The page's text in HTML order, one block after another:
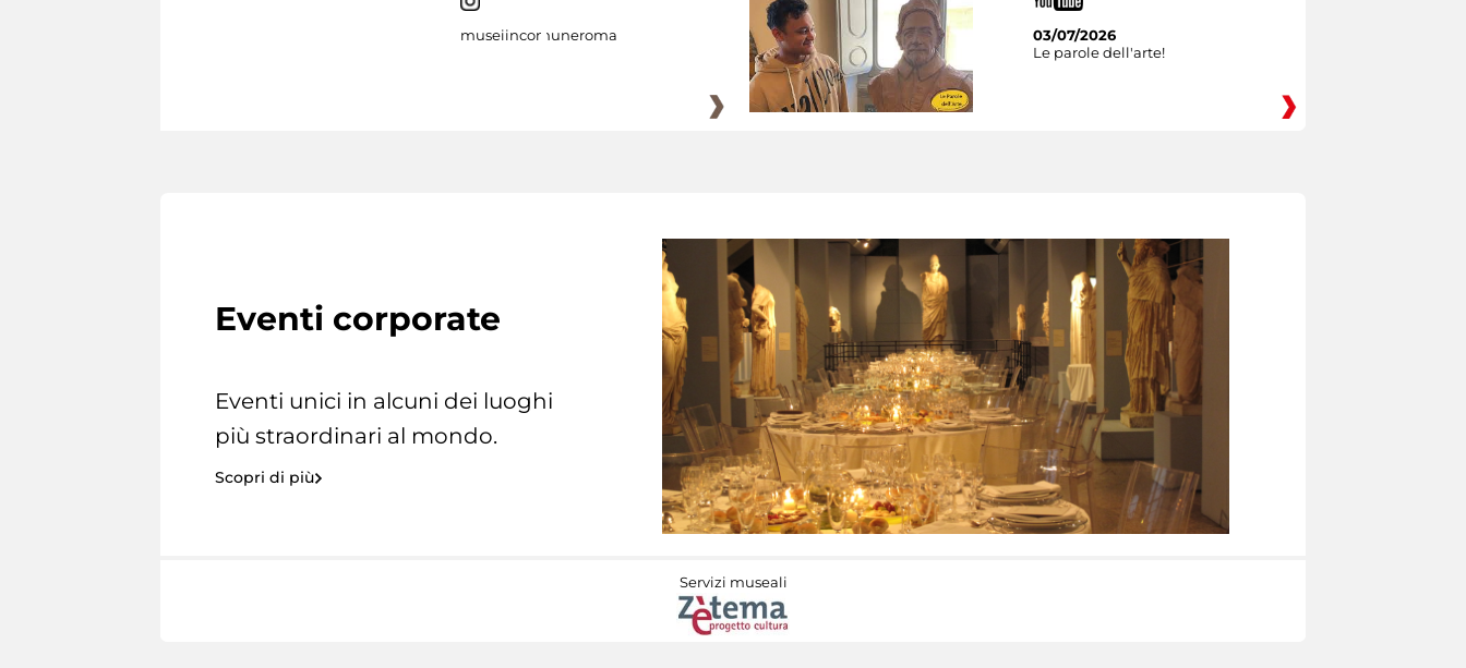
museiincomuneroma
03/07/2026
Le parole dell'arte!
Eventi corporate
Eventi unici in alcuni dei luoghi
più straordinari al mondo.
Scopri di più
Servizi museali